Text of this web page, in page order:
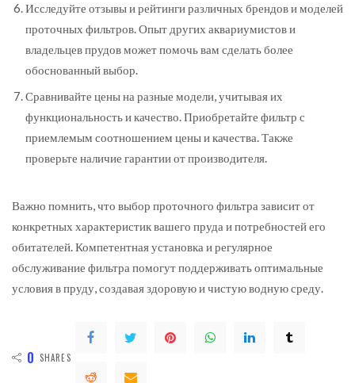
Исследуйте отзывы и рейтинги различных брендов и моделей
проточных фильтров. Опыт других аквариумистов и
владельцев прудов может помочь вам сделать более
обоснованный выбор.
Сравнивайте цены на разные модели, учитывая их
функциональность и качество. Приобретайте фильтр с
приемлемым соотношением цены и качества. Также
проверьте наличие гарантии от производителя.
Важно помнить, что выбор проточного фильтра зависит от
конкретных характеристик вашего пруда и потребностей его
обитателей. Компетентная установка и регулярное
обслуживание фильтра помогут поддерживать оптимальные
условия в пруду, создавая здоровую и чистую водную среду.
0 SHARES